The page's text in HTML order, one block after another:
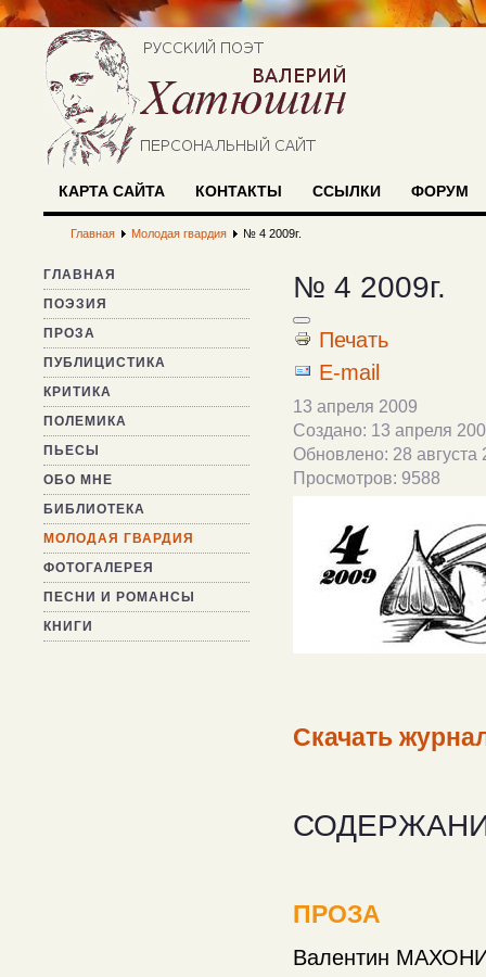
КАРТА САЙТА КОНТАКТЫ ССЫЛКИ ФОРУМ
Главная Молодая гвардия № 4 2009г.
ГЛАВНАЯ
ПОЭЗИЯ
ПРОЗА
ПУБЛИЦИСТИКА
КРИТИКА
ПОЛЕМИКА
ПЬЕСЫ
ОБО МНЕ
БИБЛИОТЕКА
МОЛОДАЯ ГВАРДИЯ
ФОТОГАЛЕРЕЯ
ПЕСНИ И РОМАНСЫ
КНИГИ
№ 4 2009г.
Печать
E-mail
13 апреля 2009
Создано: 13 апреля
Обновлено: 28 августа
Просмотров: 9588
Скачать
ПРОЗА
Валентин